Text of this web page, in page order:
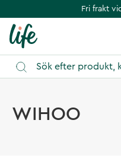
Fri frakt
WIHOO